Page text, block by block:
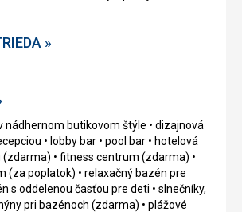
»
nádhernom butikovom štýle • dizajnová
• lobby bar • pool bar • hotelová
(zdarma) • fitness centrum (zdarma) •
(za poplatok) • relaxačný bazén pre
s oddelenou časťou pre deti • slnečníky,
pri bazénoch (zdarma) • plážové